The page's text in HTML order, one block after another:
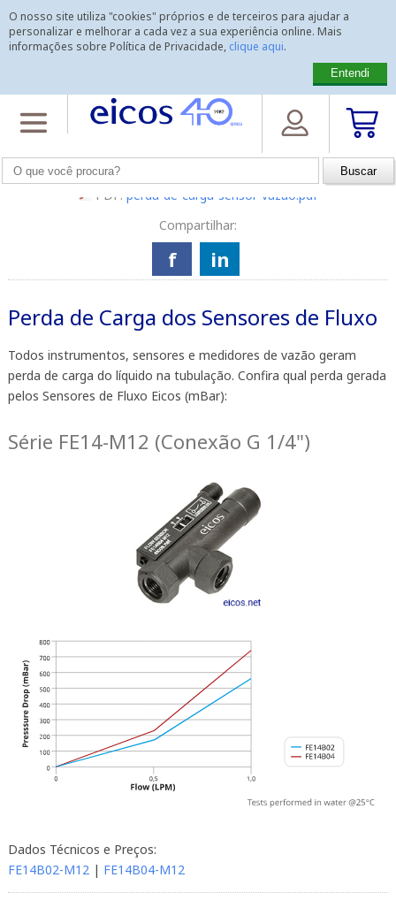
O nosso site utiliza "cookies" próprios e de terceiros para ajudar a
personalizar e melhorar a cada vez a sua experiência online. Mais
informações sobre Política de Privacidade, clique aqui.
Entendi
Home > Dados Técnicos Manuais de Instalação de Sensores
Perda
PDF: perda-de-carga-sensor-vazao.pdf
Compartilhar:
f in
Perda de Carga dos Sensores de Fluxo
Todos instrumentos, sensores e medidores de vazão geram
perda de carga do líquido na tubulação. Confira qual perda gerada
pelos Sensores de Fluxo Eicos (mBar):
Série FE14-M12 (Conexão G 1/4")
Dados Técnicos e Preços:
FE14B02-M12| FE14B04-M12